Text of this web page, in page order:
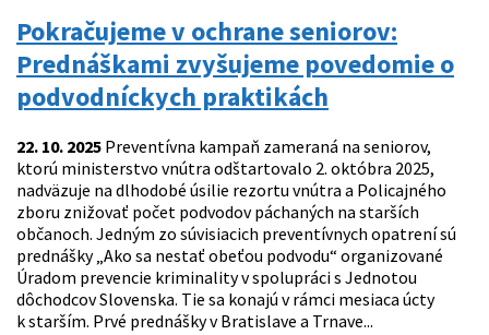
Pokračujeme v ochrane seniorov:
Prednáškami zvyšujeme povedomie o
podvodníckych praktikách
22. 10. 2025 Preventívna kampaň zameraná na seniorov,
ktorú ministerstvo vnútra odštartovalo 2. októbra 2025,
nadväzuje na dlhodobé úsilie rezortu vnútra a Policajného
zboru znižovať počet podvodov páchaných na starších
občanoch. Jedným zo súvisiacich preventívnych opatrení sú
prednášky „Ako sa nestať obeťou podvodu“ organizované
Úradom prevencie kriminality v spolupráci s Jednotou
dôchodcov Slovenska. Tie sa konajú v rámci mesiaca úcty
k starším. Prvé prednášky v Bratislave a Trnave...